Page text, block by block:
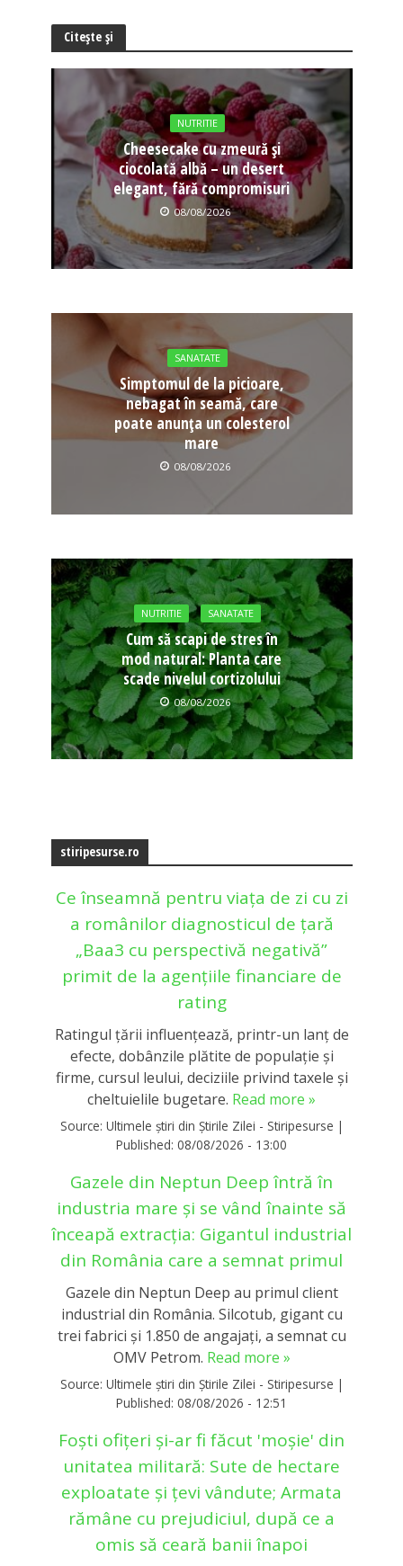
Citește și
NUTRITIE
Cheesecake cu zmeură și
ciocolată albă – un desert
elegant, fără compromisuri
08/08/2026
SANATATE
Simptomul de la picioare,
nebagat în seamă, care
poate anunța un colesterol
mare
08/08/2026
NUTRITIE SANATATE
Cum să scapi de stres în
mod natural: Planta care
scade nivelul cortizolului
08/08/2026
stiripesurse.ro
Ce înseamnă pentru viața de zi cu zi
a românilor diagnosticul de țară
„Baa3 cu perspectivă negativă”
primit de la agențiile financiare de
rating
Ratingul țării influențează, printr-un lanț de
efecte, dobânzile plătite de populație și
firme, cursul leului, deciziile privind taxele și
cheltuielile bugetare. Read more »
Source: Ultimele știri din Știrile Zilei - Stiripesurse |
Published: 08/08/2026 - 13:00
Gazele din Neptun Deep întră în
industria mare și se vând înainte să
înceapă extracția: Gigantul industrial
din România care a semnat primul
Gazele din Neptun Deep au primul client
industrial din România. Silcotub, gigant cu
trei fabrici și 1.850 de angajați, a semnat cu
OMV Petrom. Read more »
Source: Ultimele știri din Știrile Zilei - Stiripesurse |
Published: 08/08/2026 - 12:51
Foști ofițeri și-ar fi făcut 'moșie' din
unitatea militară: Sute de hectare
exploatate și țevi vândute; Armata
rămâne cu prejudiciul, după ce a
omis să ceară banii înapoi